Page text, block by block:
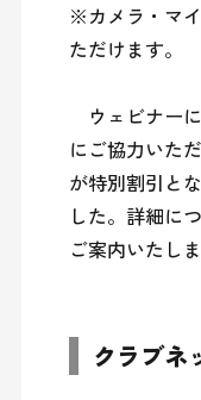
※カメラ・マ
ただけます。
ウェビナー
にご協力いた
が特別割引と
した。詳細に
クラブネ